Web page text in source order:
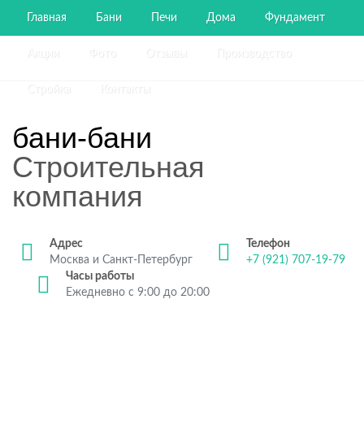
Главная Бани Печи Дома Фундамент
бани-бани
Строительная
компания
Адрес
Москва и Санкт-Петербург
Телефон
+7 (921) 707-19-79
Часы работы
Ежедневно с 9:00 до 20:00